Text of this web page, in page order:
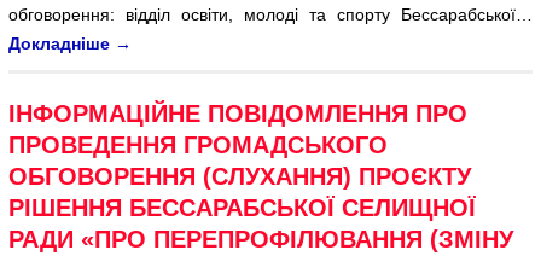
обговорення: відділ освіти, молоді та спорту Бессарабської…
Докладніше →
ІНФОРМАЦІЙНЕ ПОВІДОМЛЕННЯ ПРО
ПРОВЕДЕННЯ ГРОМАДСЬКОГО
ОБГОВОРЕННЯ (СЛУХАННЯ) ПРОЄКТУ
РІШЕННЯ БЕССАРАБСЬКОЇ СЕЛИЩНОЇ
РАДИ «ПРО ПЕРЕПРОФІЛЮВАННЯ (ЗМІНУ